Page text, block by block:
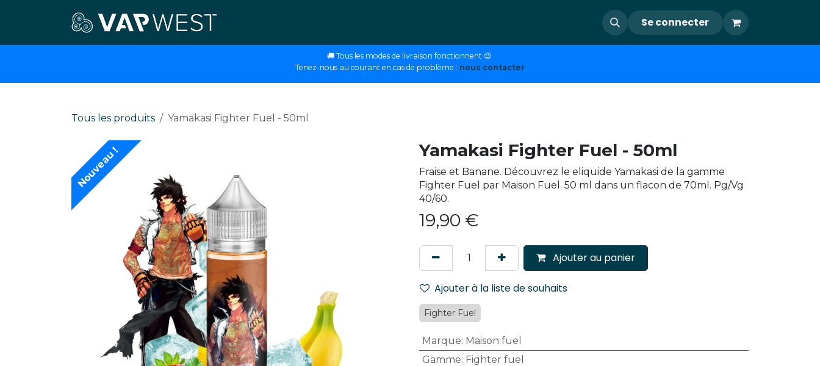
Se connecter
🚚 Tous les modes de livraison fonctionnent 😉
Tenez-nous au courant en cas de problème : nous contacter
Tous les produits Yamakasi Fighter Fuel - 50ml
Nouveau ! Yamakasi Fighter Fuel - 50ml
Fraise et Banane. Découvrez le eliquide Yamakasi de la gamme
Fighter Fuel par Maison Fuel. 50 ml dans un flacon de 70ml. Pg/Vg
40/60.
19,90 €
Ajouter au panier
Ajouter à la liste de souhaits
Fighter Fuel
Marque: Maison fuel
Gamme: Fighter fuel